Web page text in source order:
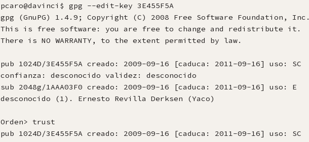
pcaro@davinci$ gpg --edit-key 3E455F5A
gpg (GnuPG) 1.4.9; Copyright (C) 2008 Free Software Foundation, Inc.
This is free software: you are free to change and redistribute it.
There is NO WARRANTY, to the extent permitted by law.
pub 1024D/3E455F5A creado: 2009-09-16 [caduca: 2011-09-16] uso: SC
confianza: desconocido validez: desconocido
sub 2048g/1AAA03F0 creado: 2009-09-16 [caduca: 2011-09-16] uso: E
desconocido (1). Ernesto Revilla Derksen (Yaco)
Orden> trust
pub 1024D/3E455F5A creado: 2009-09-16 [caduca: 2011-09-16] uso: SC